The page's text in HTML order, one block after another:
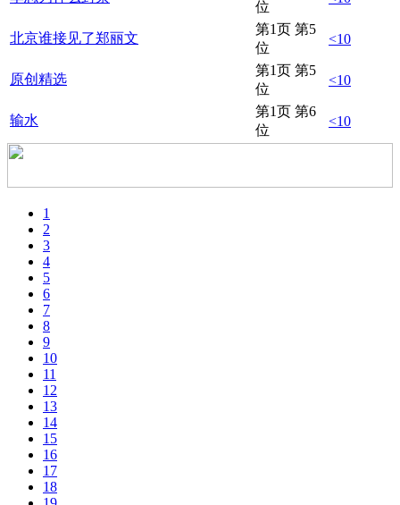
位
北京谁接见了郑丽文
第1页 第5
位
<10
原创精选
第1页 第5
位
<10
输水
第1页 第6
位
<10
1
2
3
4
5
6
7
8
9
10
11
12
13
14
15
16
17
18